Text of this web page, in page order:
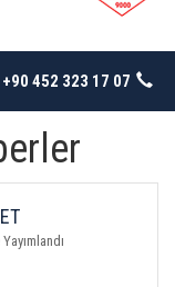
+90 452 323 17 07
BÜYÜK